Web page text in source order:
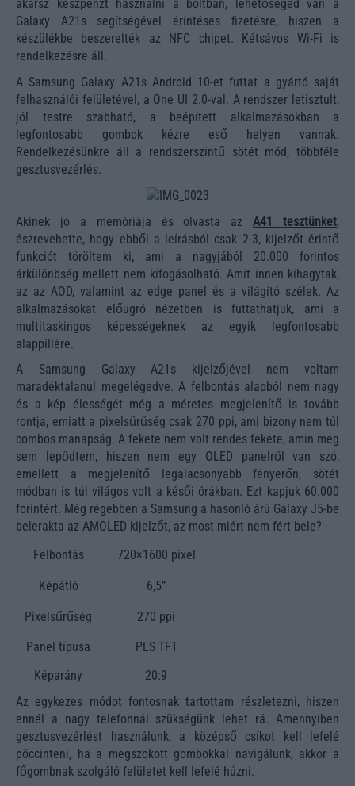
akarsz készpénzt használni a boltban, lehetőséged van a
Galaxy A21s segítségével érintéses fizetésre, hiszen a
készülékbe beszerelték az NFC chipet. Kétsávos Wi-Fi is
rendelkezésre áll.
A Samsung Galaxy A21s Android 10-et futtat a gyártó saját
felhasználói felületével, a One UI 2.0-val. A rendszer letisztult,
jól testre szabható, a beépített alkalmazásokban a
legfontosabb gombok kézre eső helyen vannak.
Rendelkezésünkre áll a rendszerszintű sötét mód, többféle
gesztusvezérlés.
Akinek jó a memóriája és olvasta az A41 tesztünket,
észrevehette, hogy ebből a leírásból csak 2-3, kijelzőt érintő
funkciót töröltem ki, ami a nagyjából 20.000 forintos
árkülönbség mellett nem kifogásolható. Amit innen kihagytak,
az az AOD, valamint az edge panel és a világító szélek. Az
alkalmazásokat előugró nézetben is futtathatjuk, ami a
multitaskingos képességeknek az egyik legfontosabb
alappillére.
A Samsung Galaxy A21s kijelzőjével nem voltam
maradéktalanul megelégedve. A felbontás alapból nem nagy
és a kép élességét még a méretes megjelenítő is tovább
rontja, emiatt a pixelsűrűség csak 270 ppi, ami bizony nem túl
combos manapság. A fekete nem volt rendes fekete, amin meg
sem lepődtem, hiszen nem egy OLED panelről van szó,
emellett a megjelenítő legalacsonyabb fényerőn, sötét
módban is túl világos volt a késői órákban. Ezt kapjuk 60.000
forintért. Még régebben a Samsung a hasonló árú Galaxy J5-be
belerakta az AMOLED kijelzőt, az most miért nem fért bele?
Felbontás
720×1600 pixel
Képátló 6,5”
Pixelsűrűség
270 ppi
Panel típusa
PLS TFT
Képarány
20:9
Az egykezes módot fontosnak tartottam részletezni, hiszen
ennél a nagy telefonnál szükségünk lehet rá. Amennyiben
gesztusvezérlést használunk, a középső csíkot kell lefelé
pöccinteni, ha a megszokott gombokkal navigálunk, akkor a
főgombnak szolgáló felületet kell lefelé húzni.